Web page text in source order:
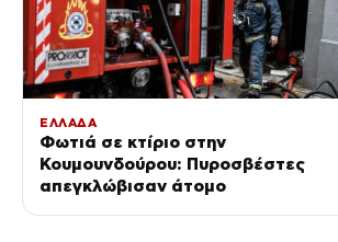
ΕΛΛΑΔΑ
Φωτιά σε κτίριο στην
Κουμουνδούρου: Πυροσβέστες
απεγκλώβισαν άτομο